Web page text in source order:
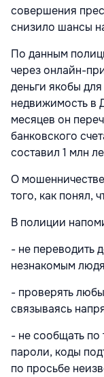
совершения
снизило шансы
По данным
через онлайн-
деньги якобы
недвижимость в
месяцев он
банковского
составил 1 млн
О
того, как понял,
В полиции
- не переводить
незнакомым
- проверять
связываясь
- не сообщать по
пароли, коды
по просьбе